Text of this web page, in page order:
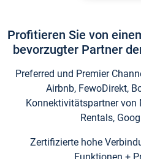
Profitieren Sie von
bevorzugter Partner
Preferred und Premier
Airbnb, FewoDirekt,
Konnektivitätspartner von
Rentals,
Zertifizierte hohe